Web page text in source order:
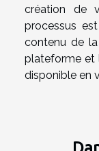
création de
processus
contenu de
plateforme et
disponible en